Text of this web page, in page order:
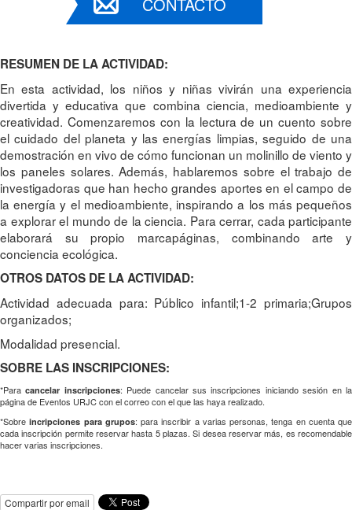
RESUMEN DE LA ACTIVIDAD:
En esta actividad, los niños y niñas vivirán una experiencia
divertida y educativa que combina ciencia, medioambiente y
creatividad. Comenzaremos con la lectura de un cuento sobre
el cuidado del planeta y las energías limpias, seguido de una
demostración en vivo de cómo funcionan un molinillo de viento y
los paneles solares. Además, hablaremos sobre el trabajo de
investigadoras que han hecho grandes aportes en el campo de
la energía y el medioambiente, inspirando a los más pequeños
a explorar el mundo de la ciencia. Para cerrar, cada participante
elaborará su propio marcapáginas, combinando arte y
conciencia ecológica.
OTROS DATOS DE LA ACTIVIDAD:
Actividad adecuada para: Público infantil;1-2 primaria;Grupos
organizados;
Modalidad presencial.
SOBRE LAS INSCRIPCIONES:
*Para cancelar inscripciones: Puede cancelar sus inscripciones iniciando sesión en la
página de Eventos URJC con el correo con el que las haya realizado.
*Sobreincripciones para grupos: para inscribir a varias personas, tenga en cuenta que
cada inscripción permite reservar hasta 5 plazas. Si desea reservar más, es recomendable
hacer varias inscripciones.
Compartir por email